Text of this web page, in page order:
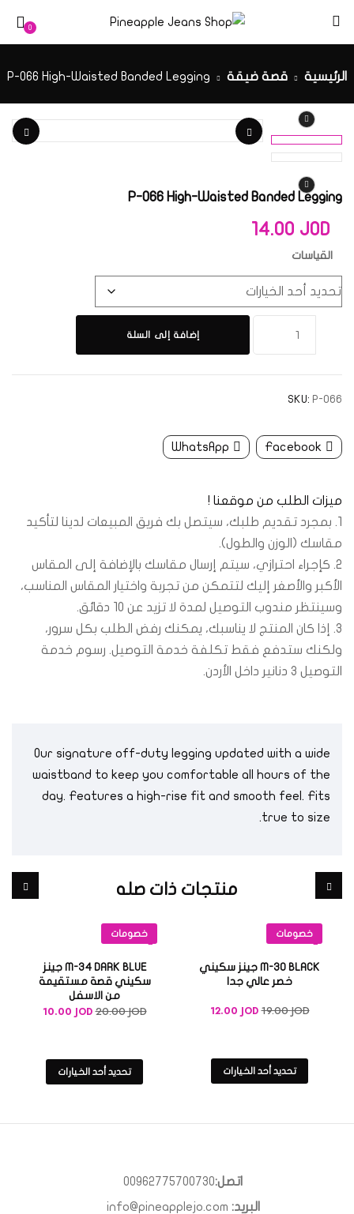
0
الرئيسية قصة ضيقة P-066 High-Waisted Banded Legging
P-066 High-Waisted Banded Legging
14.00 JOD
القياسات
إضافة إلى السلة
SKU: P-066
Facebook
WhatsApp
ميزات الطلب من موقعنا !
1. بمجرد تقديم طلبك، سيتصل بك فريق المبيعات لدينا لتأكيد
مقاسك (الوزن والطول).
2. كإجراء احترازي، سيتم إرسال مقاسك بالإضافة إلى المقاس
الأكبر والأصغر إليك لتتمكن من تجربة واختيار المقاس المناسب،
وسينتظر مندوب التوصيل لمدة لا تزيد عن 10 دقائق.
3. إذا كان المنتج لا يناسبك، يمكنك رفض الطلب بكل سرور،
ولكنك ستدفع فقط تكلفة خدمة التوصيل. رسوم خدمة
التوصيل 3 دنانير داخل الأردن.
Our signature off-duty legging updated with a wide
waistband to keep you comfortable all hours of the
day. Features a high-rise fit and smooth feel. Fits
true to size.
منتجات ذات صله
خصومات
M-30 BLACK جينز سكيني
خصر عالي جدا
19.00JOD
12.00 JOD
تحديد أحد الخيارات
خصومات
M-34 DARK BLUE جينز
سكيني قصة مستقيمة
من الاسفل
20.00JOD
10.00 JOD
تحديد أحد الخيارات
اتصل:00962775700730
البريد: